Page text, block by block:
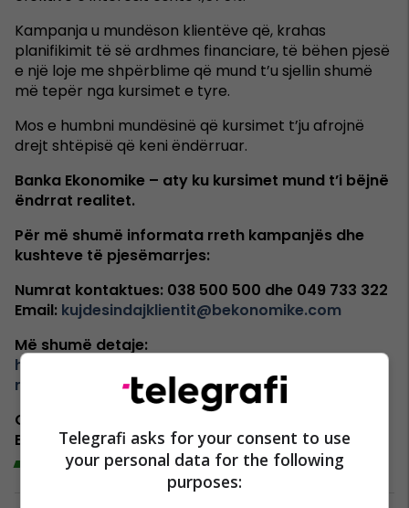
Kampanja u mundëson klientëve që, krahas
planifikimit të së ardhmes financiare, të bëhen pjesë
e një loje me shpërblime që mund t’u sjellin shumë
më tepër nga kursimet e tyre.
Mos e humbni mundësinë që kursimet t’ju afrojnë
drejt shtëpisë që keni ëndërruar.
Banka Ekonomike – aty ku kursimet mund t’i bëjnë
ëndrrat realitet.
Për më shumë informata rreth kampanjës dhe
kushteve të pjesëmarrjes:
Numrat kontaktues: 038 500 500 dhe 049 733 322
Email: kujdesindajklientit@bekonomike.com
Më shumë detaje:
https://bekonomike.com/a-po-don-me-rrnu-
ndeti/
Gjithashtu, mund të vizitoni degën më të afërt të
Bankës Ekonomike.
Trend Sport
Telegrafi asks for your consent to use
your personal data for the following
purposes: